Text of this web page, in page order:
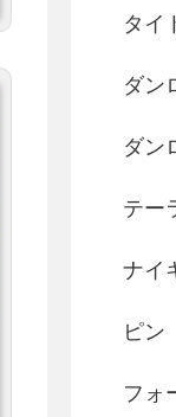
タイ
ダン
ダン
テー
ナイ
ピン
フォ